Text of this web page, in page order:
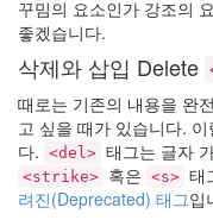
꾸밈의 요소인가 강조의
좋겠습니다.
삭제와 삽입 Delete
때로는 기존의 내용을 완
고 싶을 때가 있습니다.
다. <del> 태그는 글자
<strike> 혹은 <s> 태
려진(Deprecated) 태그입